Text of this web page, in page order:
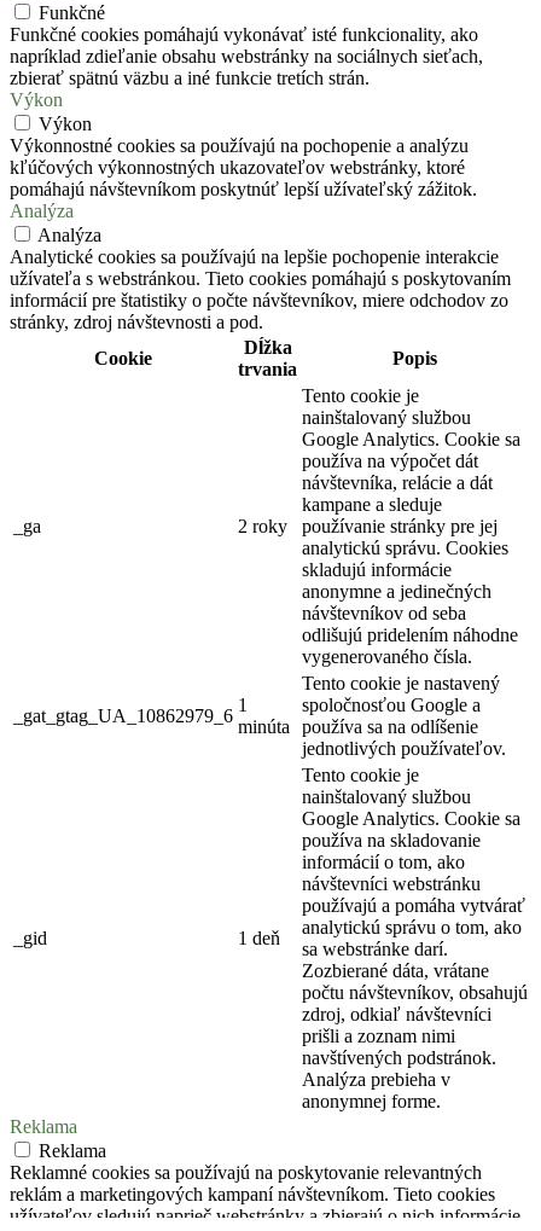
Funkčné
Funkčné cookies pomáhajú vykonávať isté funkcionality, ako
napríklad zdieľanie obsahu webstránky na sociálnych sieťach,
zbierať spätnú väzbu a iné funkcie tretích strán.
Výkon
Výkon
Výkonnostné cookies sa používajú na pochopenie a analýzu
kľúčových výkonnostných ukazovateľov webstránky, ktoré
pomáhajú návštevníkom poskytnúť lepší užívateľský zážitok.
Analýza
Analýza
Analytické cookies sa používajú na lepšie pochopenie interakcie
užívateľa s webstránkou. Tieto cookies pomáhajú s poskytovaním
informácií pre štatistiky o počte návštevníkov, miere odchodov zo
stránky, zdroj návštevnosti a pod.
Cookie
Dĺžka
trvania
Popis
_ga 2 roky
Tento cookie je
nainštalovaný službou
Google Analytics. Cookie sa
používa na výpočet dát
návštevníka, relácie a dát
kampane a sleduje
používanie stránky pre jej
analytickú správu. Cookies
skladujú informácie
anonymne a jedinečných
návštevníkov od seba
odlišujú pridelením náhodne
vygenerovaného čísla.
_gat_gtag_UA_10862979_6
1
minúta
Tento cookie je nastavený
spoločnosťou Google a
používa sa na odlíšenie
jednotlivých používateľov.
_gid 1 deň
Tento cookie je
nainštalovaný službou
Google Analytics. Cookie sa
používa na skladovanie
informácií o tom, ako
návštevníci webstránku
používajú a pomáha vytvárať
analytickú správu o tom, ako
sa webstránke darí.
Zozbierané dáta, vrátane
počtu návštevníkov, obsahujú
zdroj, odkiaľ návštevníci
prišli a zoznam nimi
navštívených podstránok.
Analýza prebieha v
anonymnej forme.
Reklama
Reklama
Reklamné cookies sa používajú na poskytovanie relevantných
reklám a marketingových kampaní návštevníkom. Tieto cookies
užívateľov sledujú naprieč webstránky a zbierajú o nich informácie,